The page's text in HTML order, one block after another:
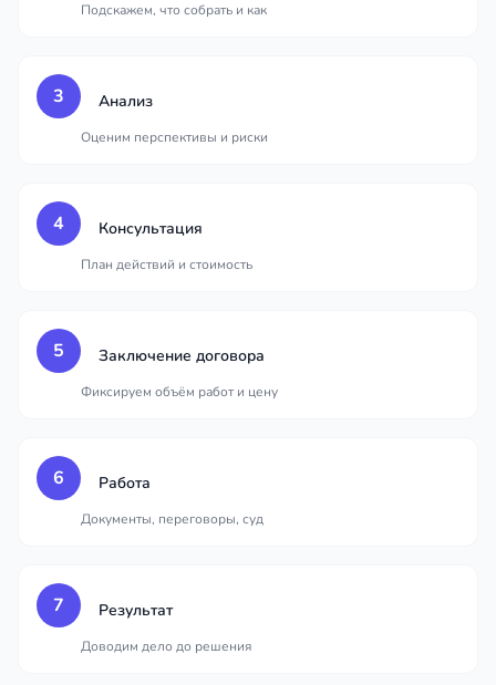
Подскажем, что собрать и как
3 Анализ
Оценим перспективы и риски
4 Консультация
План действий и стоимость
5 Заключение договора
Фиксируем объём работ и цену
6 Работа
Документы, переговоры, суд
7 Результат
Доводим дело до решения